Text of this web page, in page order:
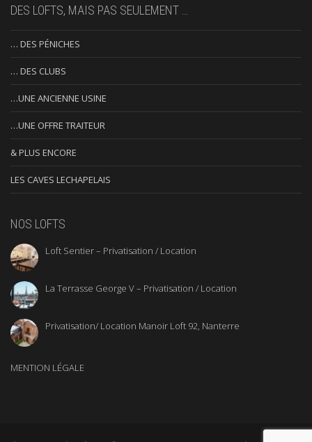
DES LOFTS, MAIS PAS SEULEMENT …
… DES PÉNICHES
… DES CLUBS
…UNE ANCIENNE USINE
…UNE OFFRE TRAITEUR
& PLUS ENCORE
LES CAVES LECHAPELAIS
NOS LOFTS
Loft Sentier – Privatisation / Location
La Terrasse George V – Privatisation / Location
Privatisation/ Location Manoir Loft 92, Nanterre
MENTION LÉGALE